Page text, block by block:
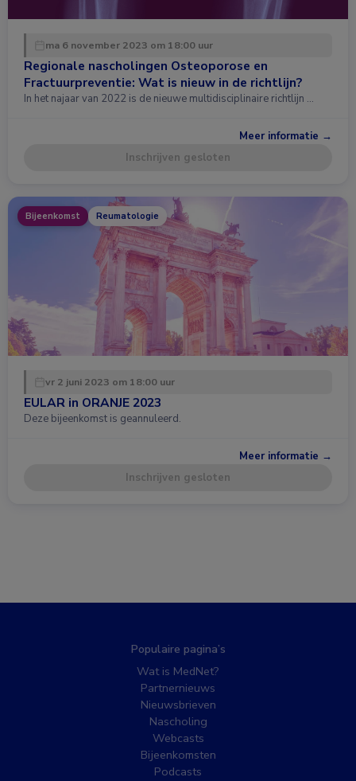
ma 6 november 2023 om 18:00 uur
Regionale nascholingen Osteoporose en
Fractuurpreventie: Wat is nieuw in de richtlijn?
In het najaar van 2022 is de nieuwe multidisciplinaire richtlijn …
Meer informatie →
Inschrijven gesloten
Bijeenkomst Reumatologie
vr 2 juni 2023 om 18:00 uur
EULAR in ORANJE 2023
Deze bijeenkomst is geannuleerd.
Meer informatie →
Inschrijven gesloten
Populaire pagina’s
Wat is MedNet?
Partnernieuws
Nieuwsbrieven
Nascholing
Webcasts
Bijeenkomsten
Podcasts